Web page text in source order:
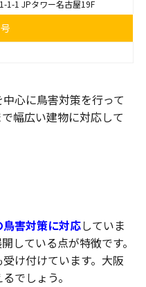
1-1 JPタワー名古屋19F
心に鳥害対策を行って
幅広い建物に対応して
害対策に対応していま
している点が特徴です。
け付けています。大阪
でしょう。